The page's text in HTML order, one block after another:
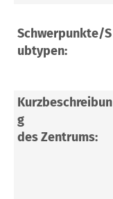
Schwerpunkte/S
ubtypen:
Kurzbeschreibun
g
des Zentrums: